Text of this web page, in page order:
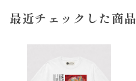
最近チェックした商品